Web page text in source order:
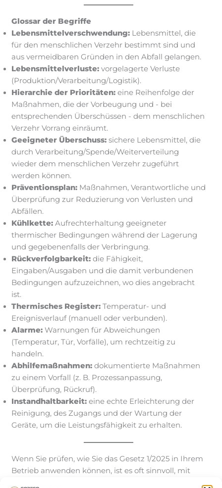
Glossar der Begriffe
Lebensmittelverschwendung:Lebensmittel, die
für den menschlichen Verzehr bestimmt sind und
aus vermeidbaren Gründen in den Abfall gelangen.
Lebensmittelverluste:vorgelagerte Verluste
(Produktion/Verarbeitung/Logistik).
Hierarchie der Prioritäten:eine Reihenfolge der
Maßnahmen, die der Vorbeugung und - bei
entsprechenden Überschüssen - dem menschlichen
Verzehr Vorrang einräumt.
Geeigneter Überschuss:sichere Lebensmittel, die
durch Verarbeitung/Spende/Weiterverteilung
wieder dem menschlichen Verzehr zugeführt
werden können.
Präventionsplan:Maßnahmen, Verantwortliche und
Überprüfung zur Reduzierung von Verlusten und
Abfällen.
Kühlkette:Aufrechterhaltung geeigneter
thermischer Bedingungen während der Lagerung
und gegebenenfalls der Verbringung.
Rückverfolgbarkeit:die Fähigkeit,
Eingaben/Ausgaben und die damit verbundenen
Bedingungen aufzuzeichnen, wo dies angebracht
ist.
Thermisches Register:Temperatur- und
Ereignisverlauf (manuell oder verbunden).
Alarme:Warnungen für Abweichungen
(Temperatur, Tür, Vorfälle), um rechtzeitig zu
handeln.
Abhilfemaßnahmen:dokumentierte Maßnahmen
zu einem Vorfall (z. B. Prozessanpassung,
Überprüfung, Rückruf).
Instandhaltbarkeit:eine echte Erleichterung der
Reinigung, des Zugangs und der Wartung der
Geräte, um die Leistungsfähigkeit zu erhalten.
Wenn Sie prüfen, wie Sie das Gesetz 1/2025 in Ihrem
Betrieb anwenden können, ist es oft sinnvoll, mit